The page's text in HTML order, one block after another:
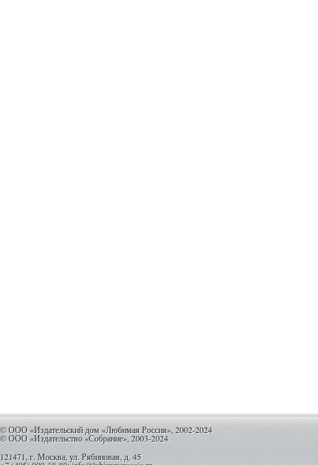
© ООО «Издательский дом «Любимая Россия», 2002-2024
© ООО «Издательство «Собрание», 2003-2024
121471, г. Москва, ул. Рябиновая, д. 45